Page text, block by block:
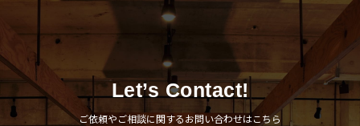
Let’s Contact!
ご依頼やご相談に関するお問い合わせはこちら